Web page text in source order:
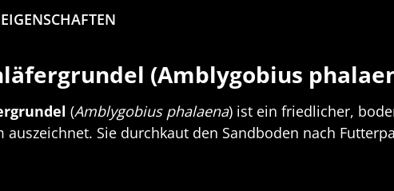
EIGENSCHAFTEN
(Amblygobius
(Amblygobius phalaena) ist ein friedlicher,
Sie durchkaut den Sandboden nach